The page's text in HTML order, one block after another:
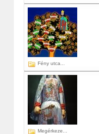
Fény utca...
Megérkeze...